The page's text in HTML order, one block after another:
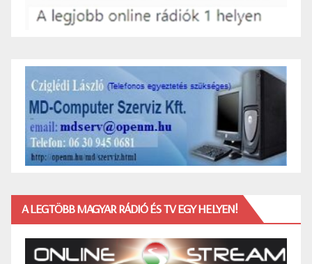
A LEGTÖBB MAGYAR RÁDIÓ ÉS TV EGY HELYEN!